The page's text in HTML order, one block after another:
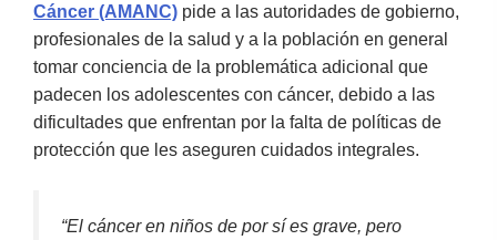
Cáncer (AMANC) pide a las autoridades de gobierno,
profesionales de la salud y a la población en general
tomar conciencia de la problemática adicional que
padecen los adolescentes con cáncer, debido a las
dificultades que enfrentan por la falta de políticas de
protección que les aseguren cuidados integrales.
“El cáncer en niños de por sí es grave, pero